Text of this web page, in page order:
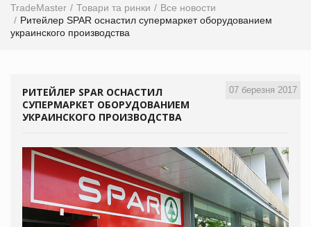
TradeMaster Товари та ринки
Все новости
Ритейлер SPAR оснастил супермаркет оборудованием
украинского производства
07 березня 2017
РИТЕЙЛЕР SPAR ОСНАСТИЛ
СУПЕРМАРКЕТ ОБОРУДОВАНИЕМ
УКРАИНСКОГО ПРОИЗВОДСТВА